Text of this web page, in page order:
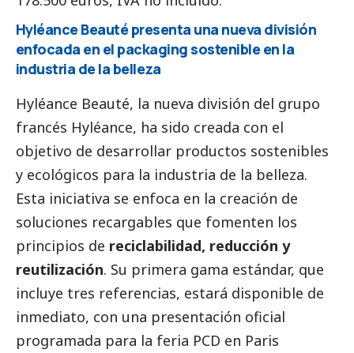
Hyléance Beauté presenta una nueva división
enfocada en el packaging sostenible en la
industria de la belleza
Hyléance Beauté, la nueva división del grupo
francés Hyléance, ha sido creada con el
objetivo de desarrollar productos sostenibles
y ecológicos para la industria de la belleza.
Esta iniciativa se enfoca en la creación de
soluciones recargables que fomenten los
principios de reciclabilidad, reducción y
reutilización. Su primera gama estándar, que
incluye tres referencias, estará disponible de
inmediato, con una presentación oficial
programada para la feria PCD en Paris